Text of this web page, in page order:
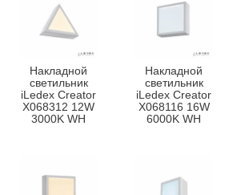
Накладной
светильник
iLedex Creator
X068312 12W
3000K WH
Накладной
светильник
iLedex Creator
X068116 16W
6000K WH